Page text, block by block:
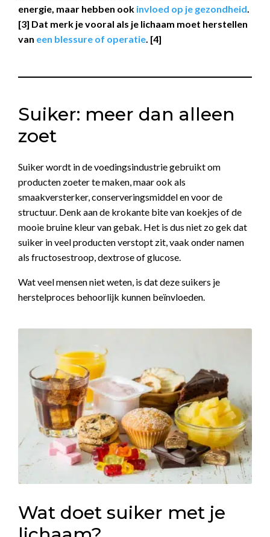
energie, maar hebben ook invloed op je gezondheid
[3] Dat merk je vooral als je lichaam moet herstellen
van een blessure of operatie . [4]
Suiker: meer dan alleen
zoet
Suiker wordt in de voedingsindustrie gebruikt om
producten zoeter te maken, maar ook als
smaakversterker, conserveringsmiddel en voor de
structuur. Denk aan de krokante bite van koekjes of de
mooie bruine kleur van gebak. Het is dus niet zo gek dat
suiker in veel producten verstopt zit, vaak onder namen
als fructosestroop, dextrose of glucose.
Wat veel mensen niet weten, is dat deze suikers je
herstelproces behoorlijk kunnen beïnvloeden.
Wat doet suiker met je